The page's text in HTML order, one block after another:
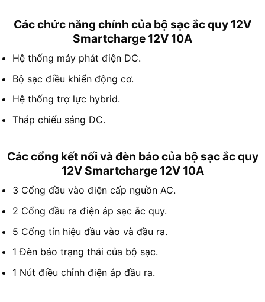
Các chức năng chính của bộ sạc ắc quy 12V
Smartcharge 12V 10A
Hệ thống máy phát điện DC.
Bộ sạc điều khiển động cơ.
Hệ thống trợ lực hybrid.
Tháp chiếu sáng DC.
Các cổng kết nối và đèn báo của bộ sạc ắc quy
12V Smartcharge 12V 10A
3 Cổng đầu vào điện cấp nguồn AC.
2 Cổng đầu ra điện áp sạc ắc quy.
5 Cổng tín hiệu đầu vào và đầu ra.
1 Đèn báo trạng thái của bộ sạc.
1 Nút điều chỉnh điện áp đầu ra.